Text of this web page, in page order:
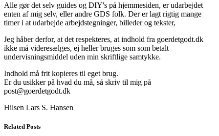
Alle gør det selv guides og DIY's på hjemmesiden, er udarbejdet
enten af mig selv, eller andre GDS folk. Der er lagt rigtig mange
timer i at udarbejde arbejdstegninger, billeder og tekster,
Jeg håber derfor, at det respekteres, at indhold fra goerdetgodt.dk
ikke må videresælges, ej heller bruges som som betalt
undervisningsmiddel uden min skriftlige samtykke.
Indhold må frit kopieres til eget brug.
Er du usikker på hvad du må, så skriv til mig på
post@goerdetgodt.dk
Hilsen Lars S. Hansen
Related Posts